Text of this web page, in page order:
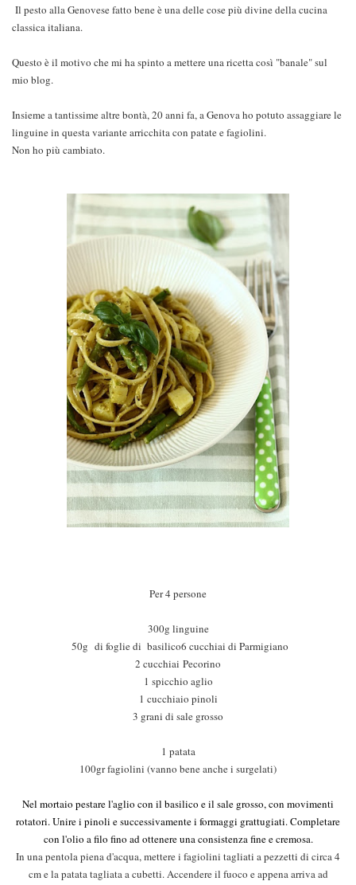
Il pesto alla Genovese fatto bene è una delle cose più divine della cucina
classica italiana.
Questo è il motivo che mi ha spinto a mettere una ricetta così "banale" sul
mio blog.
Insieme a tantissime altre bontà, 20 anni fa, a Genova ho potuto assaggiare le
linguine in questa variante arricchita con patate e fagiolini.
Non ho più cambiato.
Per 4 persone
300g linguine
50g di foglie di basilico6 cucchiai di Parmigiano
2 cucchiai Pecorino
1 spicchio aglio
1 cucchiaio pinoli
3 grani di sale grosso
1 patata
100gr fagiolini (vanno bene anche i surgelati)
Nel mortaio pestare l'aglio con il basilico e il sale grosso, con movimenti
rotatori. Unire i pinoli e successivamente i formaggi grattugiati. Completare
con l'olio a filo fino ad ottenere una consistenza fine e cremosa.
In una pentola piena d'acqua, mettere i fagiolini tagliati a pezzetti di circa 4
cm e la patata tagliata a cubetti. Accendere il fuoco e appena arriva ad